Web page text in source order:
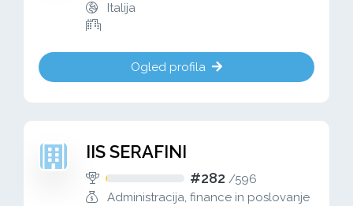
Italija
Ogled profila
IIS SERAFINI
#282 /596
Administracija, finance in poslovanje